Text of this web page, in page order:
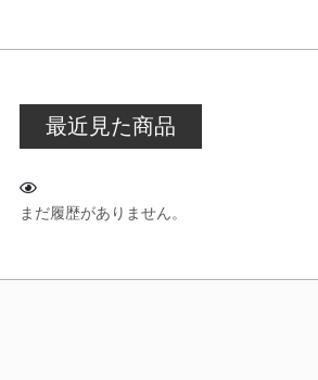
最近見た商品
まだ履歴がありません。